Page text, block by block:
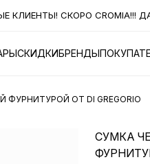
КЛИЕНТЫ! СКОРО CROMIA!!!
СКИДКИБРЕНДЫ
ОТ DI GREGORIO
СУМКА